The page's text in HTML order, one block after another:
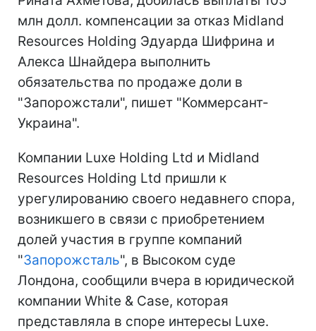
млн долл. компенсации за отказ Midland
Resources Holding Эдуарда Шифрина и
Алекса Шнайдера выполнить
обязательства по продаже доли в
"Запорожстали", пишет "Коммерсант-
Украина".
Компании Luxe Holding Ltd и Midland
Resources Holding Ltd пришли к
урегулированию своего недавнего спора,
возникшего в связи с приобретением
долей участия в группе компаний
"Запорожсталь", в Высоком суде
Лондона, сообщили вчера в юридической
компании White & Case, которая
представляла в споре интересы Luxe.